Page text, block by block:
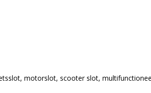
motorslot, scooter slot,